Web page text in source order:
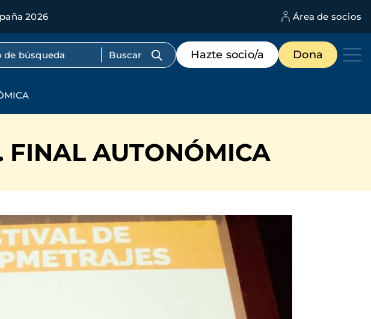
2026 Área de socios
completo
Menú
de
destacados
Hazte socio/a Dona
FINAL AUTONÓMICA